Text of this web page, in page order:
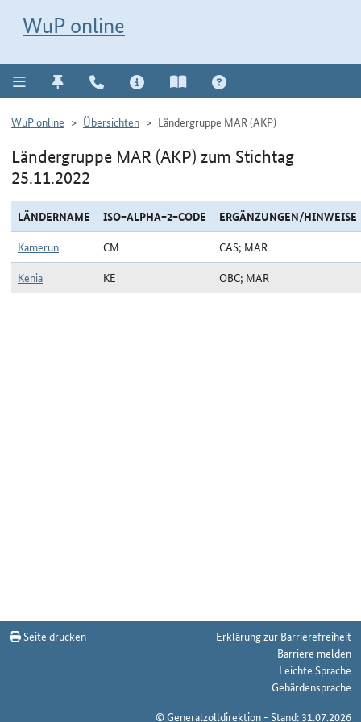
WuP online
WuP online Übersichten Ländergruppe MAR (AKP)
Ländergruppe MAR (AKP) zum Stichtag
25.11.2022
LÄNDERNAME ISO−ALPHA−2−CODE
ERGÄNZUNGEN/HINWEISE
Kamerun
CM
CAS; MAR
Kenia
KE OBC; MAR
Seite drucken
Erklärung zur Barrierefreiheit
Barriere melden
Leichte Sprache
Gebärdensprache
© Generalzolldirektion - Stand: 31.07.2026